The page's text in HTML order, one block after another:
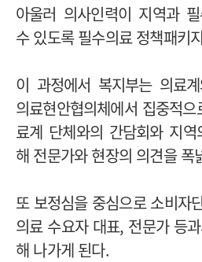
아울러 의사인력이 지역과
수 있도록 필수의료 정책패키
이 과정에서 복지부는 의료
의료현안협의체에서 집중적
료계 단체와의 간담회와 지
해 전문가와 현장의 의견을 폭
또 보정심을 중심으로 소비
의료 수요자 대표, 전문가 등
해 나가게 된다.